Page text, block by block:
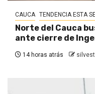
CAUCA TENDENCIA ESTA
Norte del Cauca
ante cierre de
14 horas atrás